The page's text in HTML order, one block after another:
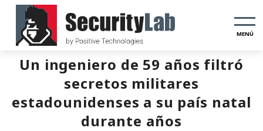
MENÚ
Un ingeniero de 59 años filtró
secretos militares
estadounidenses a su país natal
durante años